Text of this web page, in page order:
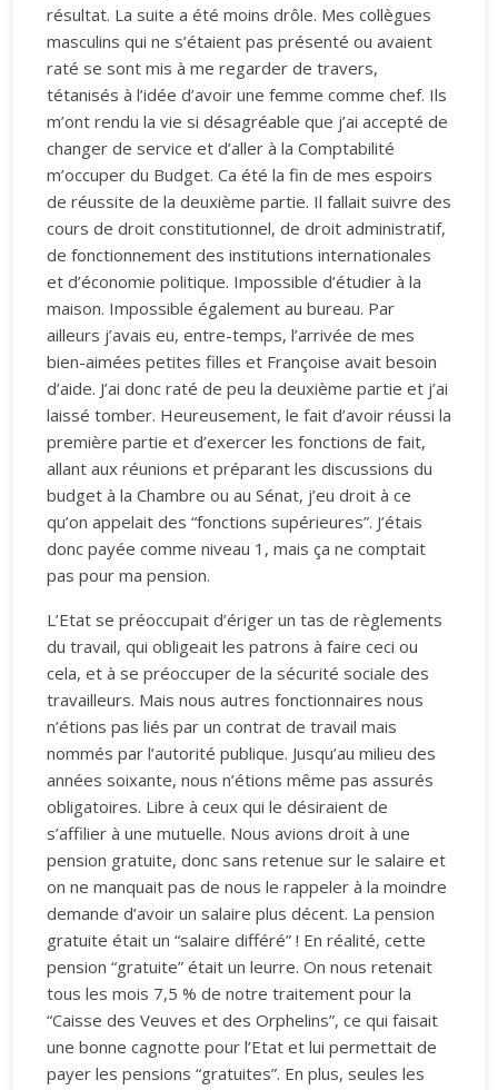
résultat. La suite a été moins drôle. Mes collègues
masculins qui ne s’étaient pas présenté ou avaient
raté se sont mis à me regarder de travers,
tétanisés à l’idée d’avoir une femme comme chef. Ils
m’ont rendu la vie si désagréable que j’ai accepté de
changer de service et d’aller à la Comptabilité
m’occuper du Budget. Ca été la fin de mes espoirs
de réussite de la deuxième partie. Il fallait suivre des
cours de droit constitutionnel, de droit administratif,
de fonctionnement des institutions internationales
et d’économie politique. Impossible d’étudier à la
maison. Impossible également au bureau. Par
ailleurs j’avais eu, entre-temps, l’arrivée de mes
bien-aimées petites filles et Françoise avait besoin
d’aide. J’ai donc raté de peu la deuxième partie et j’ai
laissé tomber. Heureusement, le fait d’avoir réussi la
première partie et d’exercer les fonctions de fait,
allant aux réunions et préparant les discussions du
budget à la Chambre ou au Sénat, j’eu droit à ce
qu’on appelait des “fonctions supérieures”. J’étais
donc payée comme niveau 1, mais ça ne comptait
pas pour ma pension.
L’Etat se préoccupait d’ériger un tas de règlements
du travail, qui obligeait les patrons à faire ceci ou
cela, et à se préoccuper de la sécurité sociale des
travailleurs. Mais nous autres fonctionnaires nous
n’étions pas liés par un contrat de travail mais
nommés par l’autorité publique. Jusqu’au milieu des
années soixante, nous n’étions même pas assurés
obligatoires. Libre à ceux qui le désiraient de
s’affilier à une mutuelle. Nous avions droit à une
pension gratuite, donc sans retenue sur le salaire et
on ne manquait pas de nous le rappeler à la moindre
demande d’avoir un salaire plus décent. La pension
gratuite était un “salaire différé” ! En réalité, cette
pension “gratuite” était un leurre. On nous retenait
tous les mois 7,5 % de notre traitement pour la
“Caisse des Veuves et des Orphelins”, ce qui faisait
une bonne cagnotte pour l’Etat et lui permettait de
payer les pensions “gratuites”. En plus, seules les